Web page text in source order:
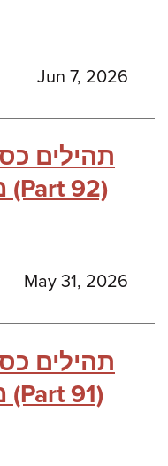
Jun 7, 2026
תהילים
מלחמת חרבות ברזל (Part 92)
May 31, 2026
תהילים
מלחמת חרבות ברזל (Part 91)